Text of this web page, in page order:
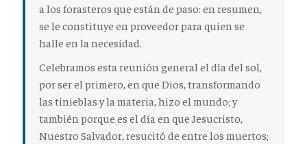
a los forasteros que están de paso: en resumen,
se le constituye en proveedor para quien se
halle en la necesidad.
Celebramos esta reunión general el día del sol,
por ser el primero, en que Dios, transformando
las tinieblas y la materia, hizo el mundo; y
también porque es el día en que Jesucristo,
Nuestro Salvador, resucitó de entre los muertos;